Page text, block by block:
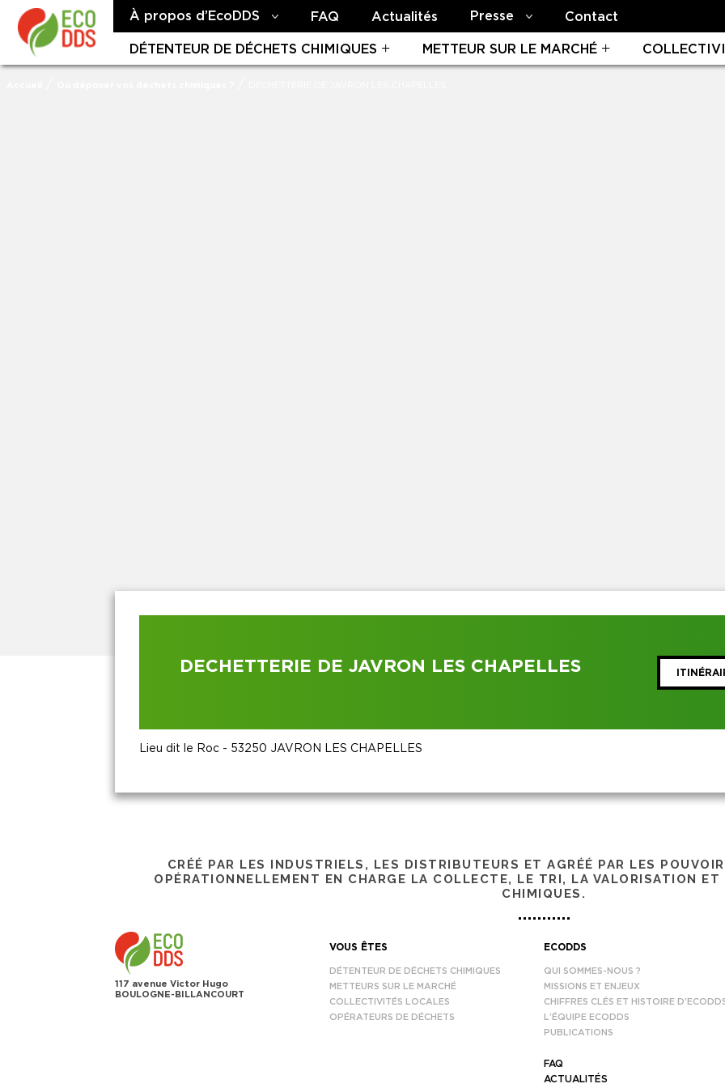
À propos d’EcoDDS FAQ Actualités Presse Contact
DÉTENTEUR DE DÉCHETS CHIMIQUES METTEUR SUR LE MARCHÉ
DECHETTERIE DE JAVRON LES CHAPELLES
Lieu dit le Roc - 53250 JAVRON LES CHAPELLES
CRÉÉ PAR LES INDUSTRIELS, LES DISTRIBUTEURS ET AGRÉÉ PAR LES
OPÉRATIONNELLEMENT EN CHARGE LA COLLECTE, LE TRI, LA VALORISATION ET
CHIMIQUES.
117 avenue Victor Hugo
BOULOGNE-BILLANCOURT
VOUS ÊTES
DÉTENTEUR DE DÉCHETS CHIMIQUES
METTEURS SUR LE MARCHÉ
COLLECTIVITÉS LOCALES
OPÉRATEURS DE DÉCHETS
ECODDS
QUI SOMMES-NOUS ?
MISSIONS ET ENJEUX
CHIFFRES CLÉS ET HISTOIRE
L’ÉQUIPE ECODDS
PUBLICATIONS
FAQ
ACTUALITÉS